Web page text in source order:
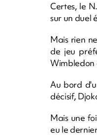
Certes, le
sur un duel
Mais rien
de jeu
Wimbledon
Au bord
décisif,
Mais une
eu le